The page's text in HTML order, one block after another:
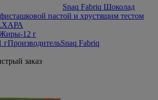
Snaq Fabriq Шоколад
пастой и хрустящим тестом
12 г
гПроизводительSnaq Fabriq
заказ